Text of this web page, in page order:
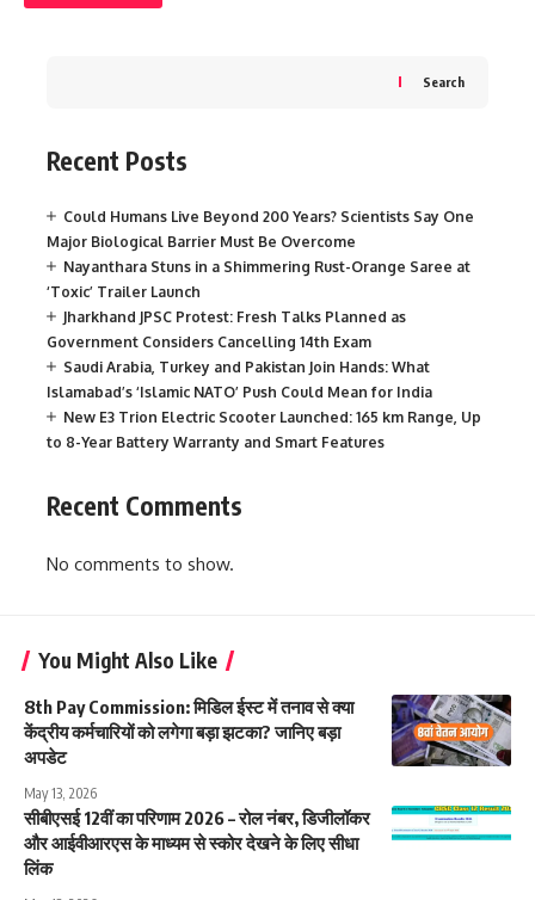
Search
Recent Posts
Could Humans Live Beyond 200 Years? Scientists Say One
Major Biological Barrier Must Be Overcome
Nayanthara Stuns in a Shimmering Rust-Orange Saree at
‘Toxic’ Trailer Launch
Jharkhand JPSC Protest: Fresh Talks Planned as
Government Considers Cancelling 14th Exam
Saudi Arabia, Turkey and Pakistan Join Hands: What
Islamabad’s ‘Islamic NATO’ Push Could Mean for India
New E3 Trion Electric Scooter Launched: 165 km Range, Up
to 8-Year Battery Warranty and Smart Features
Recent Comments
No comments to show.
You Might Also Like
8th Pay Commission: मिडिल ईस्ट में तनाव से क्या
केंद्रीय कर्मचारियों को लगेगा बड़ा झटका? जानिए बड़ा
अपडेट
May 13, 2026
सीबीएसई 12वीं का परिणाम 2026 – रोल नंबर, डिजीलॉकर
और आईवीआरएस के माध्यम से स्कोर देखने के लिए सीधा
लिंक